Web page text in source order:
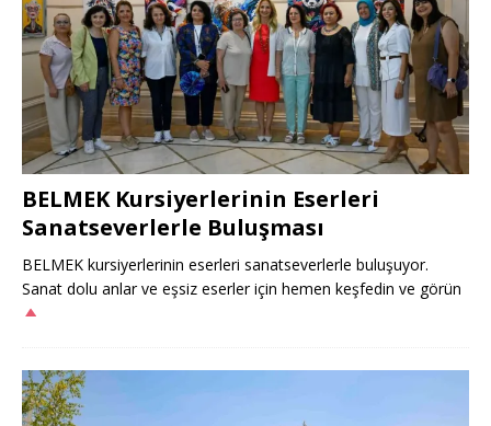
BELMEK Kursiyerlerinin Eserleri
Sanatseverlerle Buluşması
BELMEK kursiyerlerinin eserleri sanatseverlerle buluşuyor.
Sanat dolu anlar ve eşsiz eserler için hemen keşfedin ve görün